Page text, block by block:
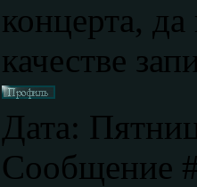
концерта,
качестве
Дата:
Сообщение